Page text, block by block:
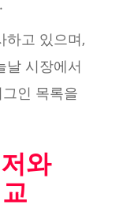
하고 있으며,
날 시장에서
인 목록을
와